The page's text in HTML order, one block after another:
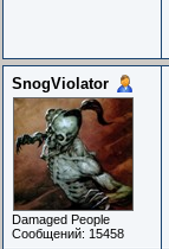
SnogViolator
Damaged People
Сообщений: 15458